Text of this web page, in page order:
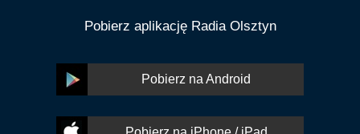
Pobierz aplikację Radia Olsztyn
Pobierz na Android